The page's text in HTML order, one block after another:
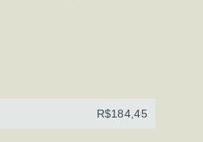
R$184,45